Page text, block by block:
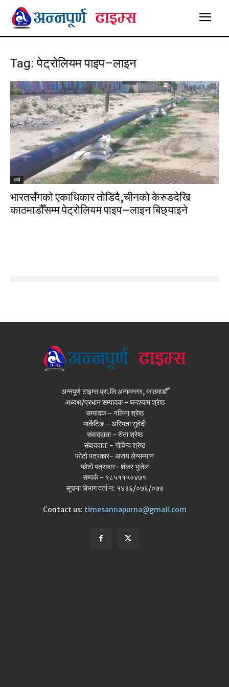
Tag: पेट्रोलियम पाइप–लाइन
अर्थ
भारतसँगको एकाधिकार तोडिदै,चीनको केरुङदेखि
काठमाडौँसम्म पेट्रोलियम पाइप–लाइन बिछ्याइने
अन्नपूर्ण टाइम्स प्रा.लि अनामनगर, काठमाडौँ
अध्यक्ष/प्रधान सम्पादक - घनश्याम श्रेष्ठ
सम्पादक - नलिना श्रेष्ठ
मार्केटिङ - अस्मिता सुवेदी
संवाददाता - रीता श्रेष्ठ
संवाददाता - गोविन्द श्रेष्ठ
फोटो पत्रकार- अजय लेन्सम्यान
फोटो पत्रकार- शंकर भुजेल
सम्पर्क - ९८५११५०४७१
सूचना बिभाग दर्ता न: १४३६/०७६/०७७
Contact us: timesannapurna@gmail.com